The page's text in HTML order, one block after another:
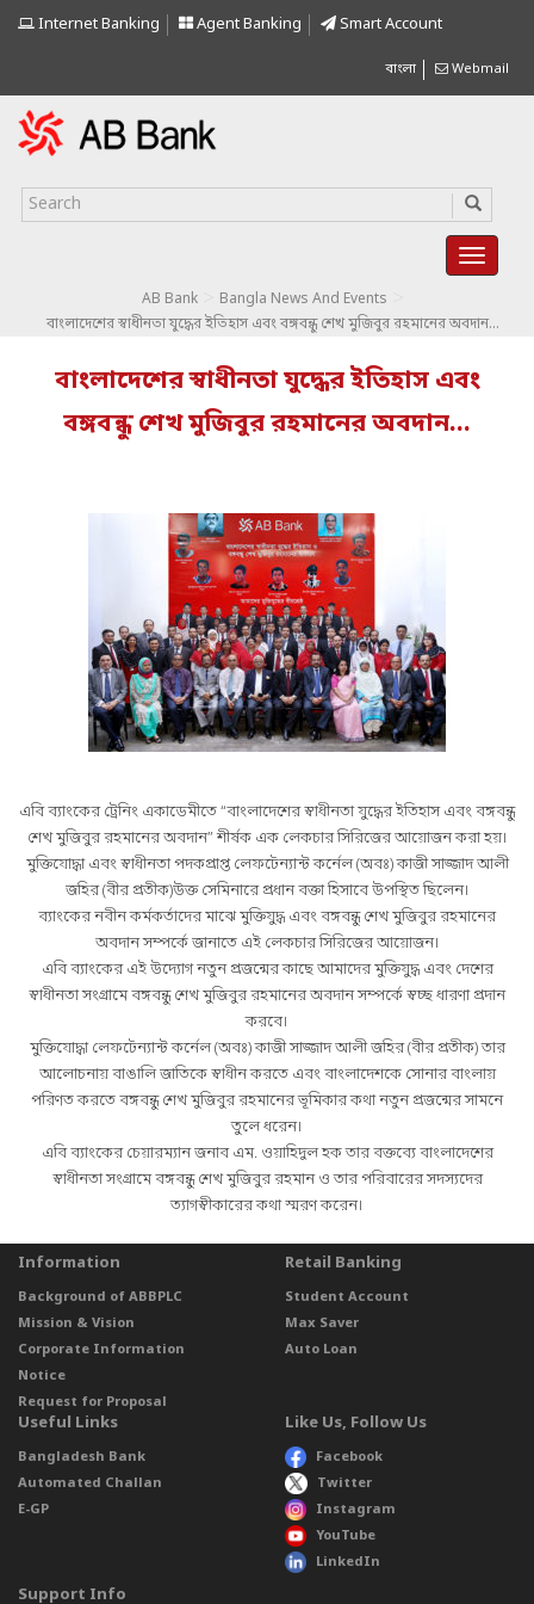
Internet Banking Agent Banking Smart Account
বাংলা Webmail
AB Bank Bangla News And Events
বাংলাদেশের স্বাধীনতা যুদ্ধের ইতিহাস এবং বঙ্গবন্ধু শেখ মুজিবুর রহমানের অবদান…
বাংলাদেশের স্বাধীনতা যুদ্ধের ইতিহাস এবং
বঙ্গবন্ধু শেখ মুজিবুর রহমানের অবদান…
এবি ব্যাংকের ট্রেনিং একাডেমীতে “বাংলাদেশের স্বাধীনতা যুদ্ধের ইতিহাস এবং বঙ্গবন্ধু
শেখ মুজিবুর রহমানের অবদান” শীর্ষক এক লেকচার সিরিজের আয়োজন করা হয়।
মুক্তিযোদ্ধা এবং স্বাধীনতা পদকপ্রাপ্ত লেফটেন্যান্ট কর্নেল (অবঃ) কাজী সাজ্জাদ আলী
জহির (বীর প্রতীক)উক্ত সেমিনারে প্রধান বক্তা হিসাবে উপস্থিত ছিলেন।
ব্যাংকের নবীন কর্মকর্তাদের মাঝে মুক্তিযুদ্ধ এবং বঙ্গবন্ধু শেখ মুজিবুর রহমানের
অবদান সম্পর্কে জানাতে এই লেকচার সিরিজের আয়োজন।
এবি ব্যাংকের এই উদ্যোগ নতুন প্রজন্মের কাছে আমাদের মুক্তিযুদ্ধ এবং দেশের
স্বাধীনতা সংগ্রামে বঙ্গবন্ধু শেখ মুজিবুর রহমানের অবদান সম্পর্কে স্বচ্ছ ধারণা প্রদান
করবে।
মুক্তিযোদ্ধা লেফটেন্যান্ট কর্নেল (অবঃ) কাজী সাজ্জাদ আলী জহির (বীর প্রতীক) তার
আলোচনায় বাঙালি জাতিকে স্বাধীন করতে এবং বাংলাদেশকে সোনার বাংলায়
পরিণত করতে বঙ্গবন্ধু শেখ মুজিবুর রহমানের ভূমিকার কথা নতুন প্রজন্মের সামনে
তুলে ধরেন।
এবি ব্যাংকের চেয়ারম্যান জনাব এম. ওয়াহিদুল হক তার বক্তব্যে বাংলাদেশের
স্বাধীনতা সংগ্রামে বঙ্গবন্ধু শেখ মুজিবুর রহমান ও তার পরিবারের সদস্যদের
ত্যাগস্বীকারের কথা স্মরণ করেন।
Information
Background of ABBPLC
Mission & Vision
Corporate Information
Notice
Request for Proposal
Retail Banking
Student Account
Max Saver
Auto Loan
Useful Links
Bangladesh Bank
Automated Challan
E-GP
Like Us, Follow Us
Facebook
Twitter
Instagram
YouTube
LinkedIn
Support Info